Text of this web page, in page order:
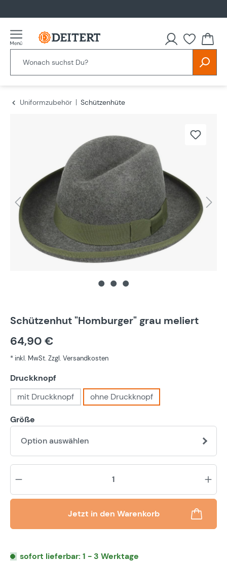
Uniformzubehör
Schützenhüte
Schützenhut "Homburger" grau meliert
64,90 €
* inkl. MwSt. Zzgl. Versandkosten
Druckknopfauswählen
mit Druckknopf
ohne Druckknopf
Größe
Option auswählen
Jetzt in den Warenkorb
sofort lieferbar: 1 - 3 Werktage